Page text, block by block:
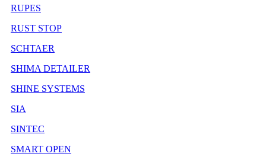
RUPES
RUST STOP
SCHTAER
SHIMA DETAILER
SHINE SYSTEMS
SIA
SINTEC
SMART OPEN